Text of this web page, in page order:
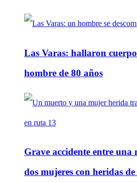
Las Varas: hallaron
hombre de 80 años
Grave accidente entre
dos mujeres con heridas